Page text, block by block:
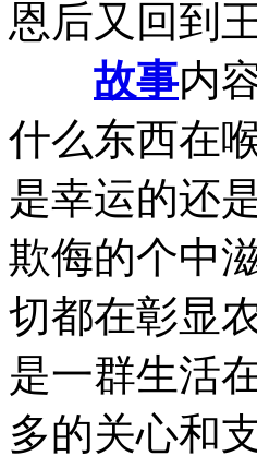
恩后又回到
故事内
什么东西在
是幸运的还
欺侮的个中
切都在彰显
是一群生活
多的关心和